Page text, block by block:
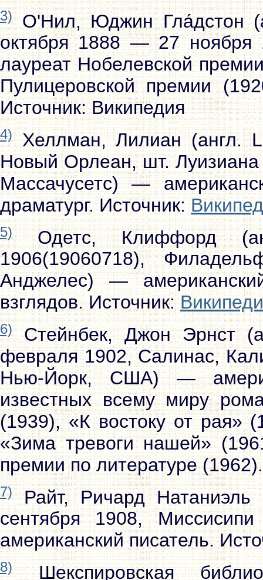
3)О'Нил, Юджин Гла́дстон
октября 1888 — 27 ноября
лауреат Нобелевской
Пулицеровской премии
Источник:Википедия
4)Хеллман, Лилиан (англ.
Новый Орлеан, шт.
Массачусетс) —
драматург. Источник:
5)Одетс, Клиффорд
1906(19060718),
Анджелес) —
взглядов. Источник:
6)Стейнбек, Джон Эрнст
февраля 1902, Салинас,
Нью-Йорк, США) —
известных всему миру
(1939), «К востоку от
«Зима тревоги нашей»
премии по литературе
7)Райт, Ричард Натаниэль
сентября 1908,
американский писатель.
8)Шекспировская